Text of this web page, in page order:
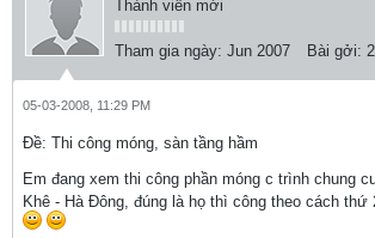
Thành viên mới
Tham gia ngày: Jun 2007 Bài gởi:
05-03-2008, 11:29 PM
Ðề: Thi công móng, sàn tầng hầm
Em đang xem thi công phần móng c trình chung
Khê - Hà Đông, đúng là họ thì công theo cách thứ